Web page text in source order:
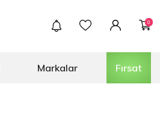
0
Markalar Fırsat